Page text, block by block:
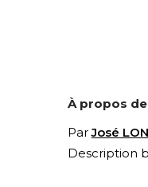
À propos
ParJosé
Description